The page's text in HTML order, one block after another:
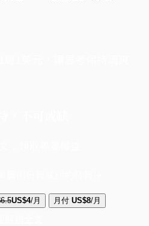
US$4/月 月付 US$8/月